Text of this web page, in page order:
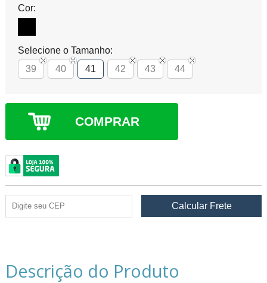
Cor:
Selecione o Tamanho:
39
40 41 42 43 44
COMPRAR
Descrição do Produto